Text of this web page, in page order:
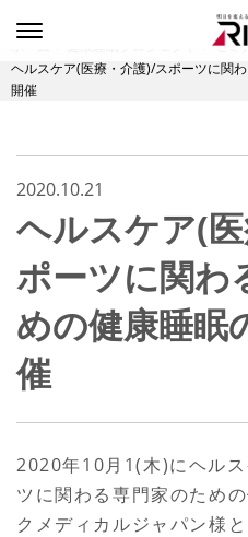
セミ
ヘルスケア(医療・介護)/スポーツに関
開催
2020.10.21
ヘルスケア(
ポーツに関わ
めの健康睡眠
催
2020年10月1(木)にヘル
ツに関わる専門家のため
クメディカルジャパン様